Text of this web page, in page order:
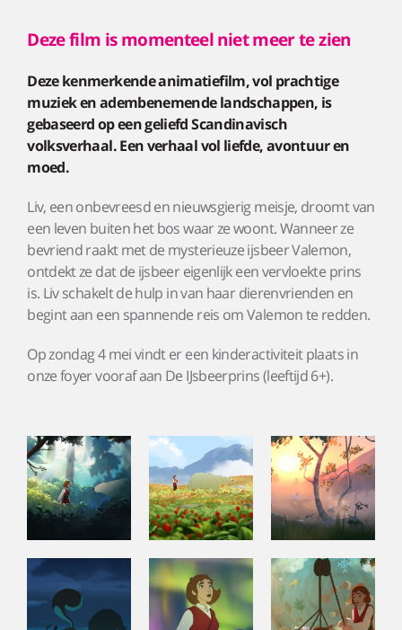
Deze film is momenteel niet meer te zien
Deze kenmerkende animatiefilm, vol prachtige
muziek en adembenemende landschappen, is
gebaseerd op een geliefd Scandinavisch
volksverhaal. Een verhaal vol liefde, avontuur en
moed.
Liv, een onbevreesd en nieuwsgierig meisje, droomt van
een leven buiten het bos waar ze woont. Wanneer ze
bevriend raakt met de mysterieuze ijsbeer Valemon,
ontdekt ze dat de ijsbeer eigenlijk een vervloekte prins
is. Liv schakelt de hulp in van haar dierenvrienden en
begint aan een spannende reis om Valemon te redden.
Op zondag 4 mei vindt er een kinderactiviteit plaats in
onze foyer vooraf aan De IJsbeerprins (leeftijd 6+).